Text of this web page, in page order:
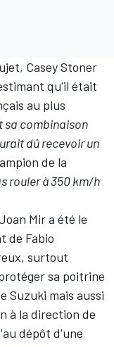
Casey Stoner
qu'il était
au plus
sa combinaison
dû recevoir un
de la
rouler à 350 km/h
Mir a été le
de Fabio
, surtout
sa poitrine
Suzuki mais aussi
à la direction de
dépôt d'une